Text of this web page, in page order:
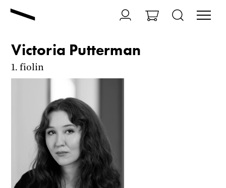
Victoria Putterman
1. fiolin